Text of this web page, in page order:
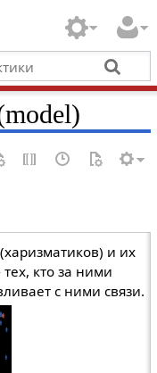
и их
кто за ними
с ними связи.